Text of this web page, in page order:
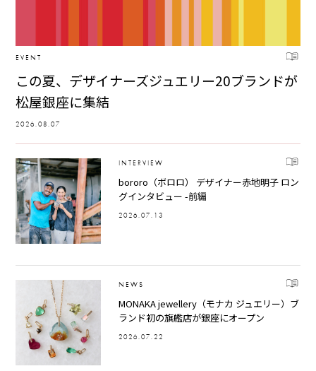
EVENT
この夏、デザイナーズジュエリー20ブランドが
松屋銀座に集結
2026.08.07
INTERVIEW
bororo（ボロロ） デザイナー赤地明子 ロン
グインタビュー -前編
2026.07.13
NEWS
MONAKA jewellery（モナカ ジュエリー）ブ
ランド初の旗艦店が銀座にオープン
2026.07.22